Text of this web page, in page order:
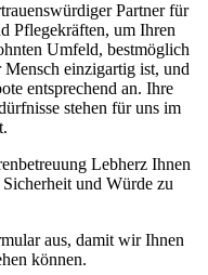
Partner für
Pflegekräften, um Ihren
Umfeld, bestmöglich
Mensch einzigartig ist, und
entsprechend an. Ihre
stehen für uns im
Lebherz Ihnen
und Würde zu
aus, damit wir Ihnen
können.